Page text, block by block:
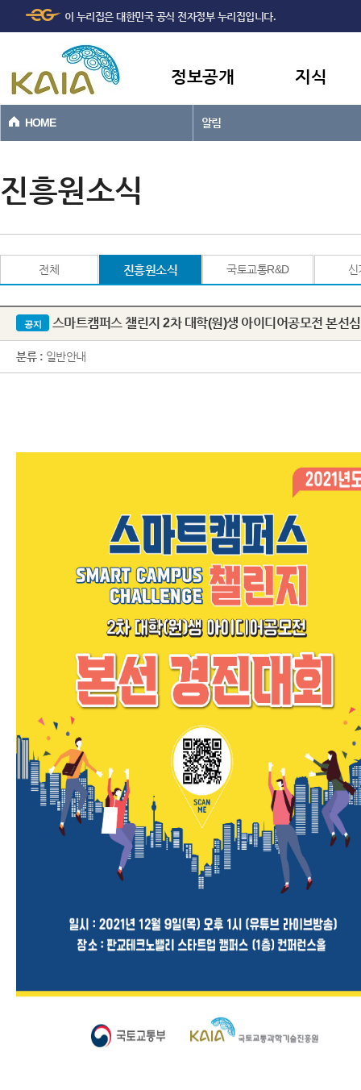
본문바로가기
이 누리집은 대한민국 공식 전자정부 누리집입니다.
정보공개 지식
HOME 알림
진흥원소식
전체 진흥원소식 국토교통R&D 신
공지 스마트캠퍼스 챌린지 2차 대학(원)생 아이디어공모전 본선
분류 : 일반안내